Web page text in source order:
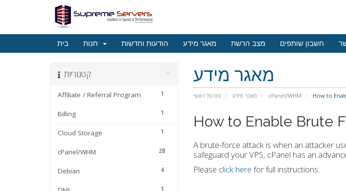
בית הודעות וחדשות מאגר מידע מצב הרשת חשבון שותפים
מאגר מידע
פורטל ראשי מאגר מידע cPanel/WHM How to
קטגוריות
1
Affiliate / Referral Program
1
Billing
1
Cloud Storage
28
cPanel/WHM
4
Debian
1
How to Enable Brute
A brute-force attack is when an attacker
safeguard your VPS, cPanel has an
Please click here for full instructions.